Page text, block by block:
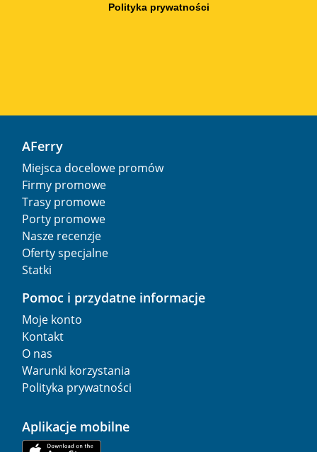
Polityka prywatności
AFerry
Miejsca docelowe promów
Firmy promowe
Trasy promowe
Porty promowe
Nasze recenzje
Oferty specjalne
Statki
Pomoc i przydatne informacje
Moje konto
Kontakt
O nas
Warunki korzystania
Polityka prywatności
Aplikacje mobilne